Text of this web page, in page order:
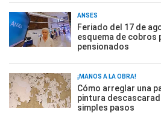
ANSES
Feriado del 17 de
esquema de cobros
pensionados
¡MANOS A LA OBRA!
Cómo arreglar una
pintura
simples pasos